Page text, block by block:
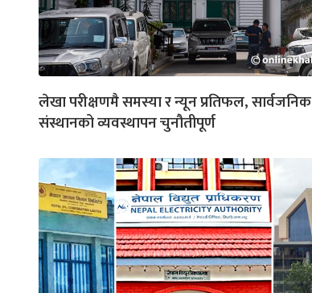
लेखा परीक्षणमै समस्या र न्यून प्रतिफल, सार्वजनिक
संस्थानको व्यवस्थापन चुनौतीपूर्ण